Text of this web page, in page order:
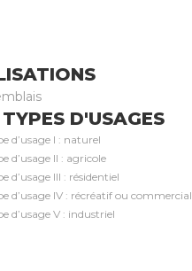
TYPES D'USAGES
d’usage I : naturel
d’usage II : agricole
d’usage III : résidentiel
d’usage IV : récréatif ou commercial
d’usage V : industriel